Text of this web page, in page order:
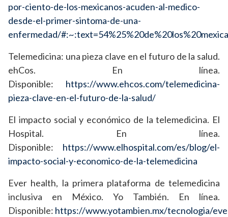
por-ciento-de-los-mexicanos-acuden-al-medico-
desde-el-primer-sintoma-de-una-
enfermedad/
Telemedicina: una pieza clave en el futuro de la salud.
ehCos. En línea.
Disponible: https://www.ehcos.com/telemedicina-
pieza-clave-en-el-futuro-de-la-salud/
El impacto social y económico de la telemedicina. El
Hospital. En línea.
Disponible: https://www.elhospital.com/es/blog/el-
impacto-social-y-economico-de-la-telemedicina
Ever health, la primera plataforma de telemedicina
inclusiva en México. Yo También. En línea.
Disponible: https://www.yotambien.mx/tecnologia/